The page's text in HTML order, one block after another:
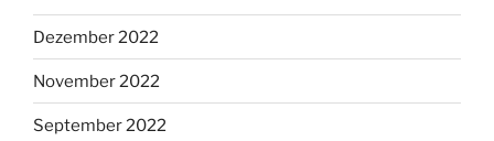
Dezember 2022
November 2022
September 2022